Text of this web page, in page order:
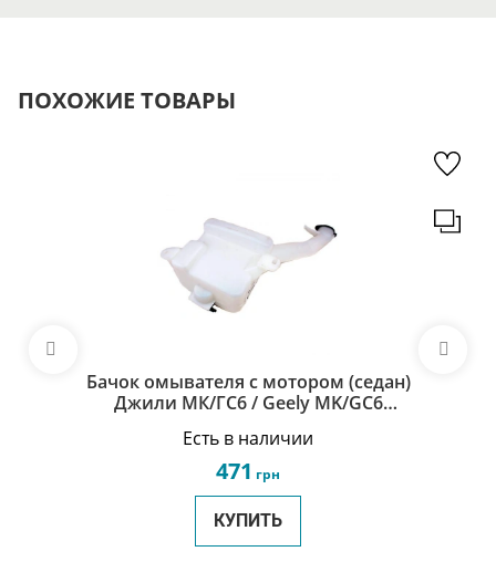
ПОХОЖИЕ ТОВАРЫ
Бачок омывателя с мотором (седан)
Джили МК/ГС6 / Geely MK/GC6
Есть в наличии
471 грн
КУПИТЬ